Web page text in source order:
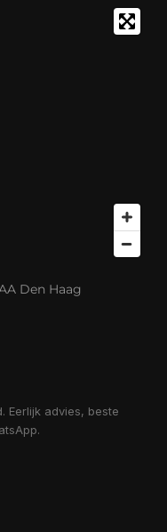
Den Haag
Eerlijk advies, beste